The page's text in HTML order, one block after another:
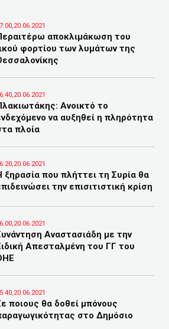
αποκλιμάκωση του
φορτίου των λυμάτων της
Ανοικτό το
να αυξηθεί η πληρότητα
πλοία
ξηρασία που πλήττει τη Συρία θα
την επισιτιστική κρίση
Αναστασιάδη με την
Απεσταλμένη του ΓΓ του
ποιους θα δοθεί μπόνους
στο Δημόσιο